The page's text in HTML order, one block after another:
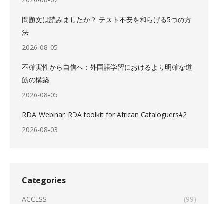
問題文は読みましたか？ テスト不安を和らげる5つの方
法
2026-08-05
不確実性から自信へ：外国語学習におけるより明確な道
筋の構築
2026-08-05
RDA_Webinar_RDA toolkit for African Cataloguers#2
2026-08-03
Categories
ACCESS
(99)